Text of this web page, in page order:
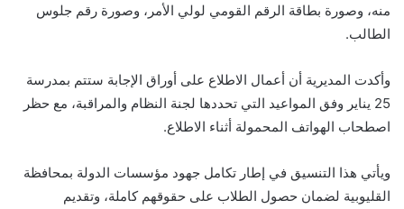
منه، وصورة بطاقة الرقم القومي لولي الأمر، وصورة رقم جلوس
الطالب.
وأكدت المديرية أن أعمال الاطلاع على أوراق الإجابة ستتم بمدرسة
25 يناير وفق المواعيد التي تحددها لجنة النظام والمراقبة، مع حظر
اصطحاب الهواتف المحمولة أثناء الاطلاع.
ويأتي هذا التنسيق في إطار تكامل جهود مؤسسات الدولة بمحافظة
القليوبية لضمان حصول الطلاب على حقوقهم كاملة، وتقديم